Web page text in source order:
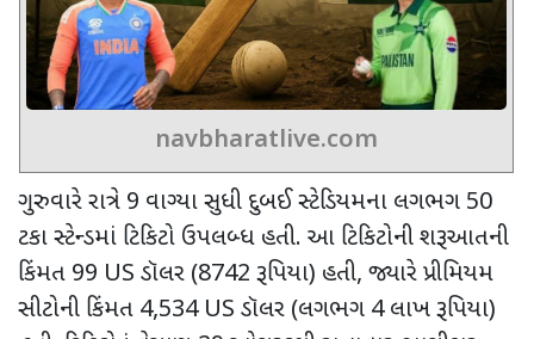
navbharatlive.com
ગુરુવારે રાત્રે 9 વાગ્યા સુધી દુબઈ સ્ટેડિયમના લગભગ 50
ટકા સ્ટેન્ડમાં ટિકિટો ઉપલબ્ધ હતી. આ ટિકિટોની શરૂઆતની
કિંમત 99 US ડૉલર (8742 રૂપિયા) હતી, જ્યારે પ્રીમિયમ
સીટોની કિંમત 4,534 US ડૉલર (લગભગ 4લાખ રૂપિયા)